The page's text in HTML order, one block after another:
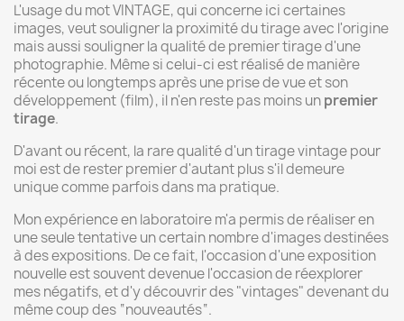
L'usage du mot VINTAGE, qui concerne ici certaines
images, veut souligner la proximité du tirage avec l'origine
mais aussi souligner la qualité de premier tirage d'une
photographie. Même si celui-ci est réalisé de manière
récente ou longtemps après une prise de vue et son
développement (film), il n'en reste pas moins unpremier
tirage.
D'avant ou récent, la rare qualité d'un tirage vintage pour
moi est de rester premier d'autant plus s'il demeure
unique comme parfois dans ma pratique.
Mon expérience en laboratoire m'a permis de réaliser en
une seule tentative un certain nombre d'images destinées
à des expositions. De ce fait, l'occasion d'une exposition
nouvelle est souvent devenue l'occasion de réexplorer
mes négatifs, et d'y découvrir des "vintages" devenant du
même coup des “nouveautés“.